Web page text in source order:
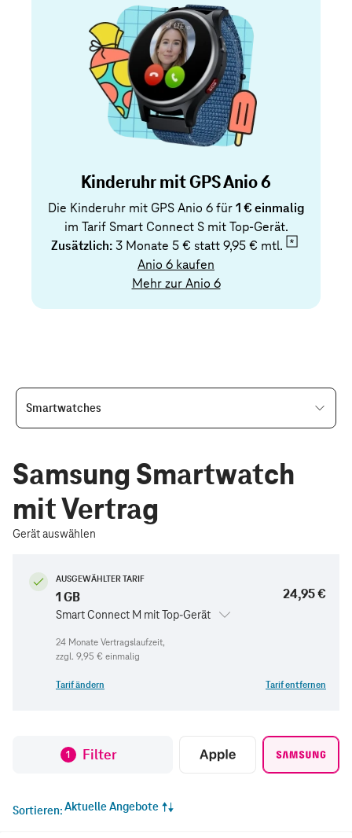
Kinderuhr mit GPS Anio 6
Die Kinderuhr mit GPS Anio 6 für1 € einmalig
im Tarif Smart Connect S mit Top-Gerät.
Zusätzlich:3 Monate 5 € statt 9,95 € mtl.
Anio 6 kaufen
Mehr zur Anio 6
Smartwatches
Samsung Smartwatch
mit Vertrag
Gerät auswählen
AUSGEWÄHLTER TARIF
1 GB
Smart Connect M mit Top-Gerät
24,95 €
zzgl. 9,95 € einmalig
Tarif ändern Tarif entfernen
1 Filter
Sortieren Aktuelle Angebote